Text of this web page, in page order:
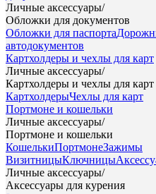
Личные аксессуары/
Обложки для документов
Обложки для паспорта
автодокументов
Картхолдеры и чехлы для карт
Личные аксессуары/
Картхолдеры и чехлы для карт
КартхолдерыЧехлы для карт
Портмоне и кошельки
Личные аксессуары/
Портмоне и кошельки
КошелькиПортмонеЗажимы
ВизитницыКлючницы
Личные аксессуары/
Аксессуары для курения